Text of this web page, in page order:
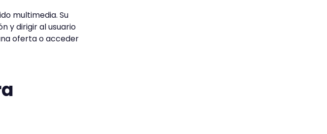
multimedia. Su
y dirigir al usuario
oferta o acceder